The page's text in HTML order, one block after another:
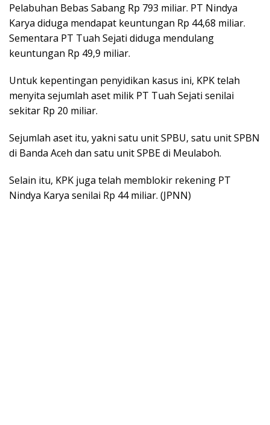
Pelabuhan Bebas Sabang Rp 793 miliar. PT Nindya
Karya diduga mendapat keuntungan Rp 44,68 miliar.
Sementara PT Tuah Sejati diduga mendulang
keuntungan Rp 49,9 miliar.
Untuk kepentingan penyidikan kasus ini, KPK telah
menyita sejumlah aset milik PT Tuah Sejati senilai
sekitar Rp 20 miliar.
Sejumlah aset itu, yakni satu unit SPBU, satu unit SPBN
di Banda Aceh dan satu unit SPBE di Meulaboh.
Selain itu, KPK juga telah memblokir rekening PT
Nindya Karya senilai Rp 44 miliar. (JPNN)